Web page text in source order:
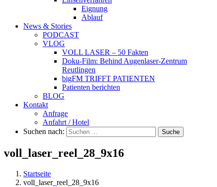
Eignung
Ablauf
News & Stories
PODCAST
VLOG
VOLL LASER – 50 Fakten
Doku-Film: Behind Augenlaser-Zentrum
Reutlingen
bigFM TRIFFT PATIENTEN
Patienten berichten
BLOG
Kontakt
Anfrage
Anfahrt / Hotel
Suchen nach:
Suche
voll_laser_reel_28_9x16
Startseite
voll_laser_reel_28_9x16